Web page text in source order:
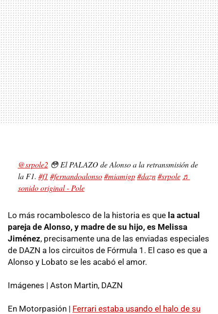
@srpole2😳 El PALAZO de Alonso a la retransmisión de
la F1. #f1 #fernandoalonso #miamigp #dazn #srpole ♬
sonido original - Pole
Lo más rocambolesco de la historia es que la actual
pareja de Alonso, y madre de su hijo, es Melissa
Jiménez, precisamente una de las enviadas especiales
de DAZN a los circuitos de Fórmula 1. El caso es que a
Alonso y Lobato se les acabó el amor.
Imágenes | Aston Martin, DAZN
En Motorpasión | Ferrari estaba usando el halo de su